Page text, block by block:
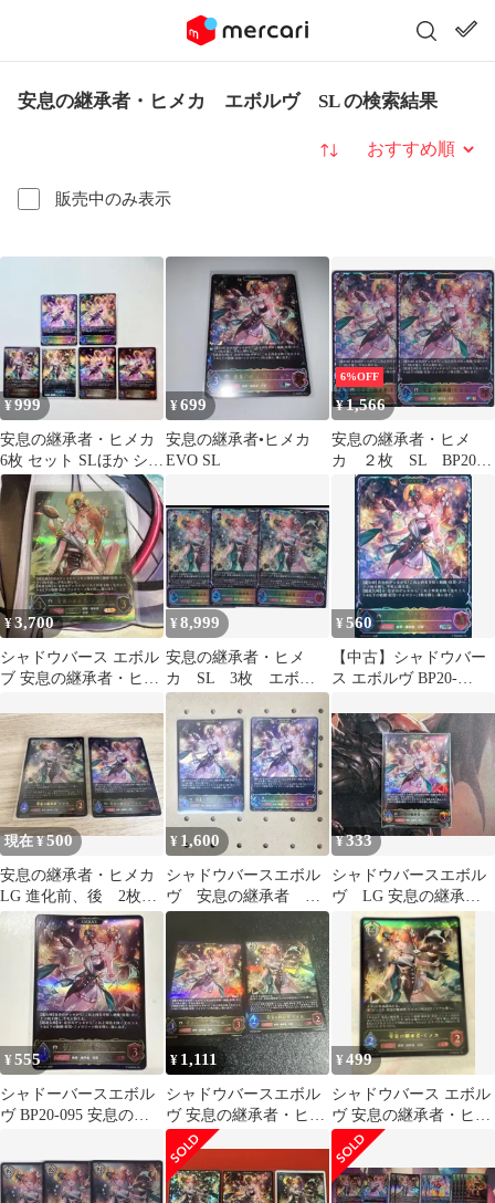
安息の継承者・ヒメカ エボルヴ SL の検索結果
販売中のみ表示
並び替え
¥999
安息の継承者・ヒメカ
6枚 セット SLほか シャ
ドウバース エボルヴ
¥699
安息の継承者•ヒメカ
EVO SL
6%OFF
¥1,566
安息の継承者・ヒメ
カ ２枚 SL BP20
絶傑を継ぐ者 シャド
ウバースエボルヴ
Shadowverse EVOLVE
ちゅうてつ SL27
¥3,700
シャドウバース エボル
ブ 安息の継承者・ヒメ
¥8,999
安息の継承者・ヒメ
カ SL 3枚 エボル
ヴ
¥560
【中古】シャドウバー
ス エボルヴ BP20-
者・ヒメカ
現在 ¥500
安息の継承者・ヒメカ
LG 進化前、後 2枚セ
ット シャドウバースエ
ボルヴ
¥ 1,600
シャドウバースエボル
ヴ 安息の継承者 ヒ
メカ
¥333
シャドウバースエボル
ヴ LG 安息の継承
者・ヒメカ 進化後
¥555
シャドーバースエボル
ヴ BP20-095 安息の継
¥ 1,111
シャドウバースエボル
ヴ 安息の継承者・ヒメ
カ lg
¥499
シャドウバース エボル
ヴ 安息の継承者・ヒメ
カ LG